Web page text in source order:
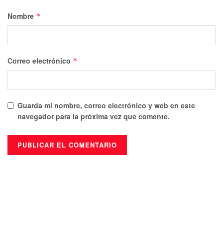
Nombre *
Correo electrónico *
Guarda mi nombre, correo electrónico y web en este
navegador para la próxima vez que comente.